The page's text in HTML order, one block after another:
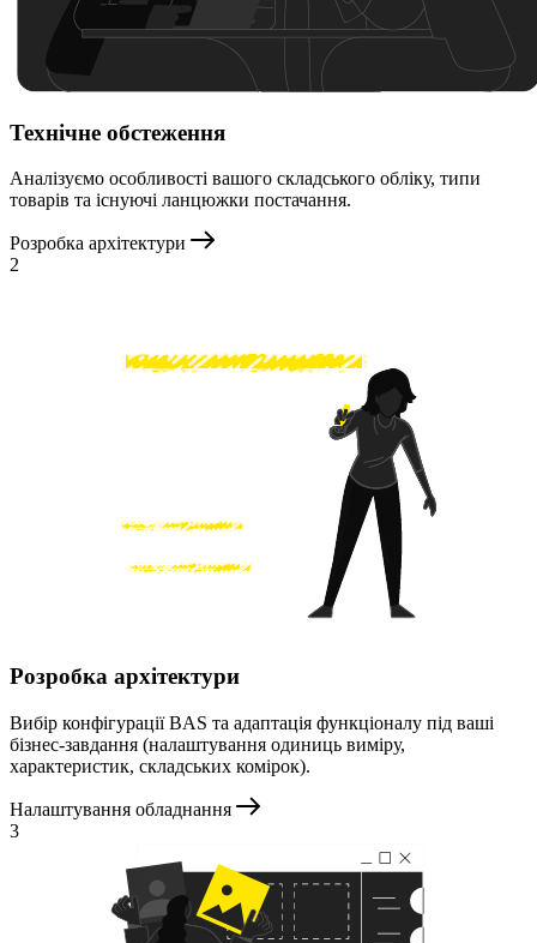
Технічне обстеження
Аналізуємо особливості вашого складського обліку, типи
товарів та існуючі ланцюжки постачання.
Розробка архітектури
2
Розробка архітектури
Вибір конфігурації BAS та адаптація функціоналу під ваші
бізнес-завдання (налаштування одиниць виміру,
характеристик, складських комірок).
Налаштування обладнання
3